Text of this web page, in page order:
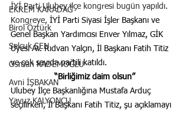
EKREM KARADAĞ
Birol Öztürk
Selçuk ŞEN
Osman KADEMOĞLU
Avni İŞBAKAN
Yavuz KALYONCU
İYİ Parti Ulubey ilçe kongresi bugün yapıldı.
Kongreye, İYİ Parti Siyasi İşler Başkanı ve
Genel Başkan Yardımcısı Enver Yılmaz, GİK
Üyesi Av. Rıdvan Yalçın, İl Başkanı Fatih Titiz
ve çok sayıda partili katıldı.
“Birliğimiz daim olsun”
Ulubey İlçe Başkanlığına Mustafa Arduç
seçilirken, İl Başkanı Fatih Titiz, şu açıklamayı